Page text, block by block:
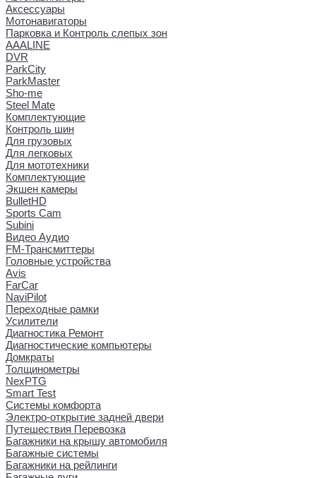
Аксессуары
Мотонавигаторы
Парковка и Контроль слепых зон
AAALINE
DVR
ParkCity
ParkMaster
Sho-me
Steel Mate
Комплектующие
Контроль шин
Для грузовых
Для легковых
Для мототехники
Комплектующие
Экшен камеры
BulletHD
Sports Cam
Subini
Видео Аудио
FM-Трансмиттеры
Головные устройства
Avis
FarCar
NaviPilot
Переходные рамки
Усилители
Диагностика Ремонт
Диагностические компьютеры
Домкраты
Толщинометры
NexPTG
Smart Test
Системы комфорта
Электро-открытие задней двери
Путешествия Перевозка
Багажники на крышу автомобиля
Багажные системы
Багажники на рейлинги